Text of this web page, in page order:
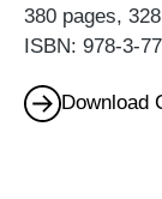
380 pages,
ISBN: 978-3-
Download